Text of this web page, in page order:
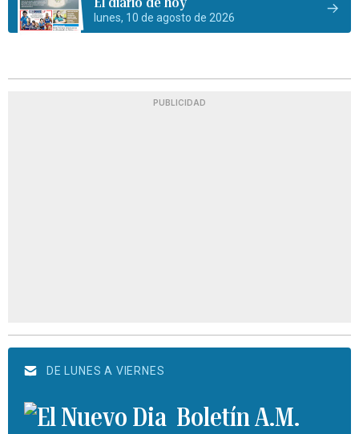
lunes, 10 de agosto de 2026
PUBLICIDAD
DE LUNES A VIERNES
Boletín A.M.